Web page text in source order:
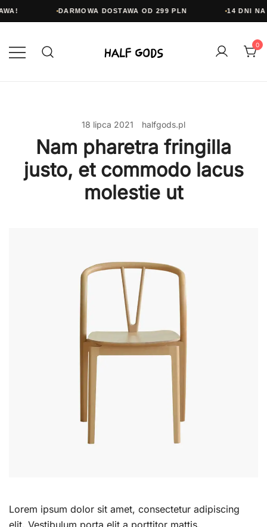
DARMOWA DOSTAWA OD 299 PLN 14 DNI NA
do
treści
0
18 lipca 2021 halfgods.pl
Nam pharetra fringilla
justo, et commodo lacus
molestie ut
Lorem ipsum dolor sit amet, consectetur adipiscing
elit. Vestibulum porta elit a porttitor mattis.